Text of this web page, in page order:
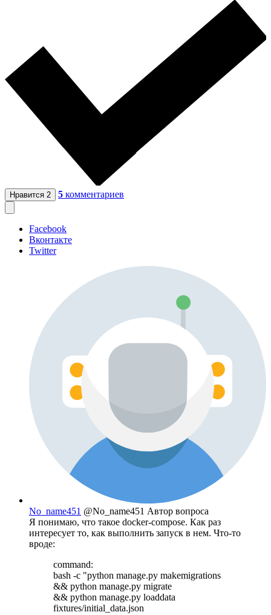
Нравится 2 5 комментариев
Facebook
Вконтакте
Twitter
No_name451 @No_name451 Автор вопроса
Я понимаю, что такое docker-compose. Как раз
интересует то, как выполнить запуск в нем. Что-то
вроде:
command:
bash -c "python manage.py makemigrations
&& python manage.py migrate
&& python manage.py loaddata
fixtures/initial_data.json